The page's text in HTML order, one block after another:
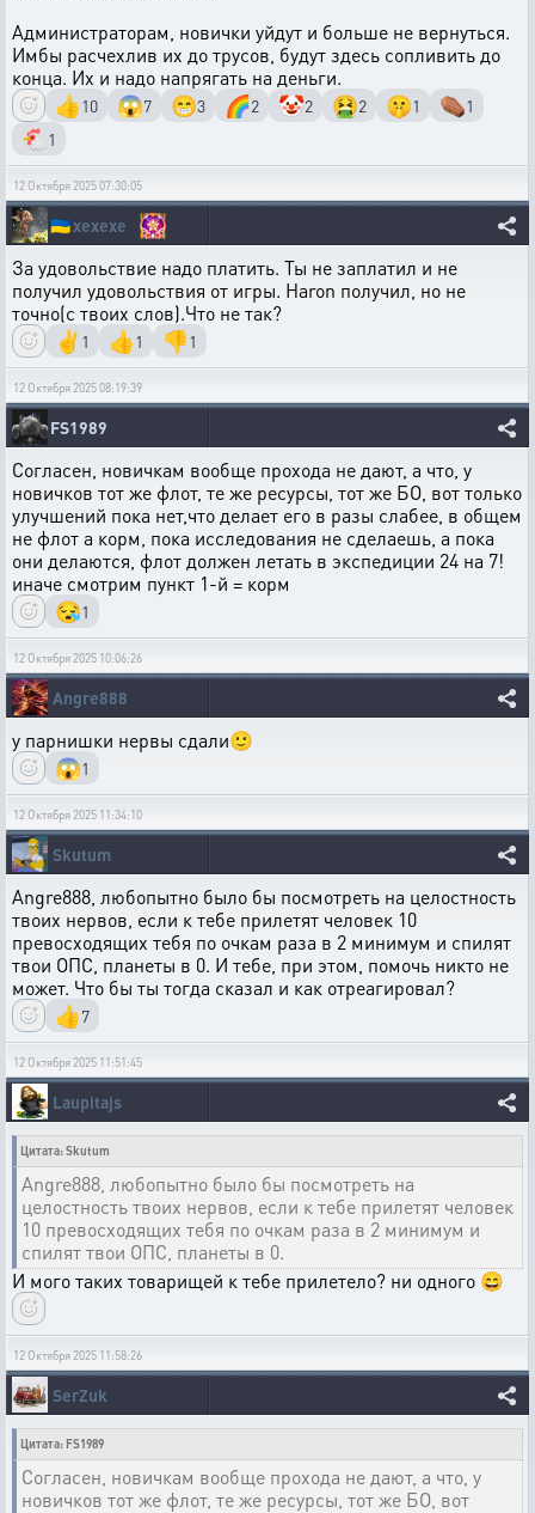
Администраторам, новички уйдут и больше не вернуться.
Имбы расчехлив их до трусов, будут здесь сопливить до
конца. Их и надо напрягать на деньги.
👍10 😱7 😁3 🌈2 🤡2 🤮2 🤫1 ⚰️1
🐔 1
12 Октября 2025 07:30:05
🇺🇦xexexe
За удовольствие надо платить. Ты не заплатил и не
получил удовольствия от игры. Haron получил, но не
точно(с твоих слов).Что не так?
✌️ 1 👍1 👎1
12 Октября 2025 08:19:39
FS1989
Согласен, новичкам вообще прохода не дают, а что, у
новичков тот же флот, те же ресурсы, тот же БО, вот только
улучшений пока нет,что делает его в разы слабее, в общем
не флот а корм, пока исследования не сделаешь, а пока
они делаются, флот должен летать в экспедиции 24 на 7!
иначе смотрим пункт 1-й = корм
😪1
12 Октября 2025 10:06:26
Angre888
у парнишки нервы сдали🙂
😱1
12 Октября 2025 11:34:10
Skutum
Angre888, любопытно было бы посмотреть на целостность
твоих нервов, если к тебе прилетят человек 10
превосходящих тебя по очкам раза в 2 минимум и спилят
твои ОПС, планеты в 0. И тебе, при этом, помочь никто не
может. Что бы ты тогда сказал и как отреагировал?
👍7
12 Октября 2025 11:51:45
Laupitajs
Цитата: Skutum
Angre888, любопытно было бы посмотреть на
целостность твоих нервов, если к тебе прилетят человек
10 превосходящих тебя по очкам раза в 2 минимум и
спилят твои ОПС, планеты в 0.
И мого таких товарищей к тебе прилетело? ни одного 😄
12 Октября 2025 11:58:26
SerZuk
Цитата: FS1989
Согласен, новичкам вообще прохода не дают, а что, у
новичков тот же флот, те же ресурсы, тот же БО, вот